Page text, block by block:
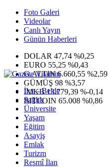
Foto Galeri
Videolar
Canlı Yayın
Günün Haberleri
DOLAR 47,74 %0,25
EURO 55,25 %0,43
G.ALTIN6.660,55 %2,59
GÜMÜŞ 98 %3,57
IMKB13.779,39 %-0,14
BITCOIN 65.008 %0,86
İlçe - Belde
Sağlık
Üniversite
Yaşam
Eğitim
Asayiş
Emlak
Turizm
Resmî İlan